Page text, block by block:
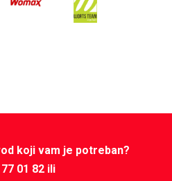
koji vam je potreban?
01 82 ili